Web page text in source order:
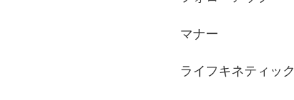
マナー
ライフキネティック